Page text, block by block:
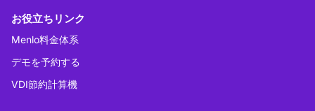
お役立ちリンク
Menlo料金体系
デモを予約する
VDI節約計算機